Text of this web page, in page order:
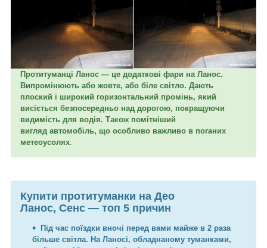
Протитуманці Ланос — це додаткові фари на Ланос.
Випромінюють або жовте, або біле світло. Дають
плоский і широкий горизонтальний промінь, який
висіється безпосередньо над дорогою, покращуючи
видимість для водія. Також помітніший
вигляд автомобіль, що особливо важливо в поганих
метеоусолях
Купити протитуманки на Део
Ланос, Сенс — топ 5 причин
Під час поїздки вночі перед вами майже в 2 раза
більше світла. На Ланосі, обладнаному туманками,